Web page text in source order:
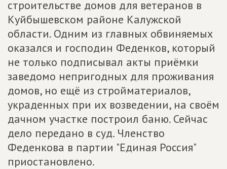
строительстве домов для ветеранов в
Куйбышевском районе Калужской
области. Одним из главных обвиняемых
оказался и господин Феденков, который
не только подписывал акты приёмки
заведомо непригодных для проживания
домов, но ещё из стройматериалов,
украденных при их возведении, на своём
дачном участке построил баню. Сейчас
дело передано в суд. Членство
Феденкова в партии "Единая Россия"
приостановлено.